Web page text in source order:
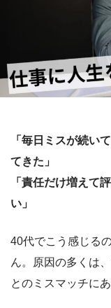
「毎日ミスが続い
てきた」
「責任だけ増えて
い」
40代でこう感じる
ん。原因の多くは
とのミスマッチにあ